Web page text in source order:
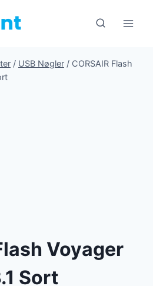
/ USB Nøgler / CORSAIR Flash
Voyager
Sort